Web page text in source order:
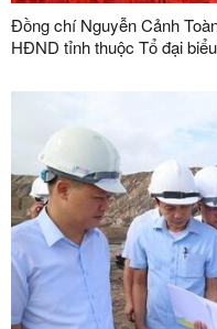
Đồng chí Nguyễn Cảnh
HĐND tỉnh thuộc Tổ đại